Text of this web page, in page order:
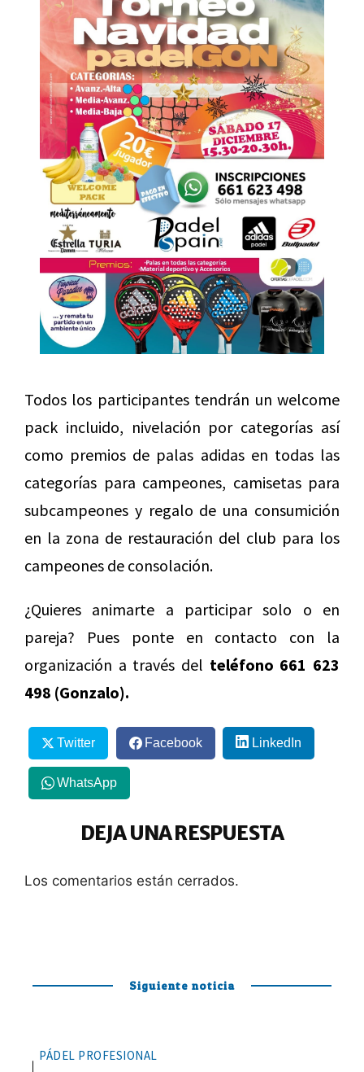
Todos los participantes tendrán un welcome
pack incluido, nivelación por categorías así
como premios de palas adidas en todas las
categorías para campeones, camisetas para
subcampeones y regalo de una consumición
en la zona de restauración del club para los
campeones de consolación.
¿Quieres animarte a participar solo o en
pareja? Pues ponte en contacto con la
organización a través del teléfono 661 623
498 (Gonzalo).
Twitter Facebook LinkedIn
WhatsApp
DEJA UNA RESPUESTA
Los comentarios están cerrados.
Siguiente noticia
PÁDEL PROFESIONAL